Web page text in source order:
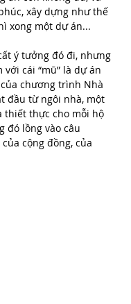
xây dựng như thế
xong một dự án...
ý tưởng đó đi, nhưng
cái “mũ” là dự án
chương trình Nhà
đầu từ ngôi nhà, một
thiết thực cho mỗi hộ
đó lồng vào câu
cộng đồng, của